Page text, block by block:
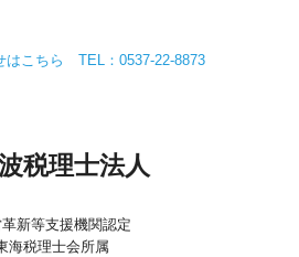
新等支援機関認定
海税理士会所属